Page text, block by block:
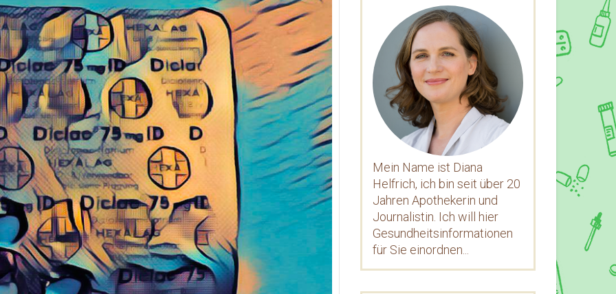
Mein Name ist Diana
Helfrich, ich bin seit über 20
Jahren Apothekerin und
Journalistin. Ich will hier
Gesundheitsinformationen
für Sie einordnen...